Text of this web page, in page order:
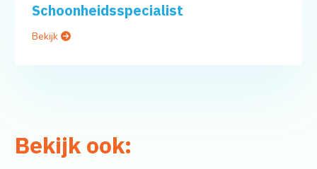
Schoonheidsspecialist
Bekijk
Bekijk ook: